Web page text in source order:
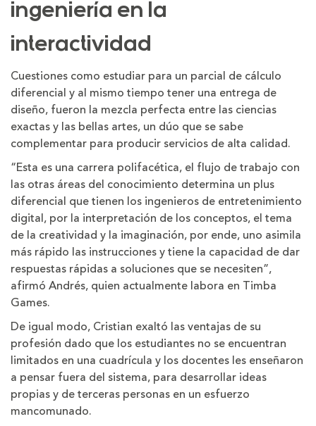
ingeniería en la
interactividad
Cuestiones como estudiar para un parcial de cálculo
diferencial y al mismo tiempo tener una entrega de
diseño, fueron la mezcla perfecta entre las ciencias
exactas y las bellas artes, un dúo que se sabe
complementar para producir servicios de alta calidad.
“Esta es una carrera polifacética, el flujo de trabajo con
las otras áreas del conocimiento determina un plus
diferencial que tienen los ingenieros de entretenimiento
digital, por la interpretación de los conceptos, el tema
de la creatividad y la imaginación, por ende, uno asimila
más rápido las instrucciones y tiene la capacidad de dar
respuestas rápidas a soluciones que se necesiten”,
afirmó Andrés, quien actualmente labora en Timba
Games.
De igual modo, Cristian exaltó las ventajas de su
profesión dado que los estudiantes no se encuentran
limitados en una cuadrícula y los docentes les enseñaron
a pensar fuera del sistema, para desarrollar ideas
propias y de terceras personas en un esfuerzo
mancomunado.